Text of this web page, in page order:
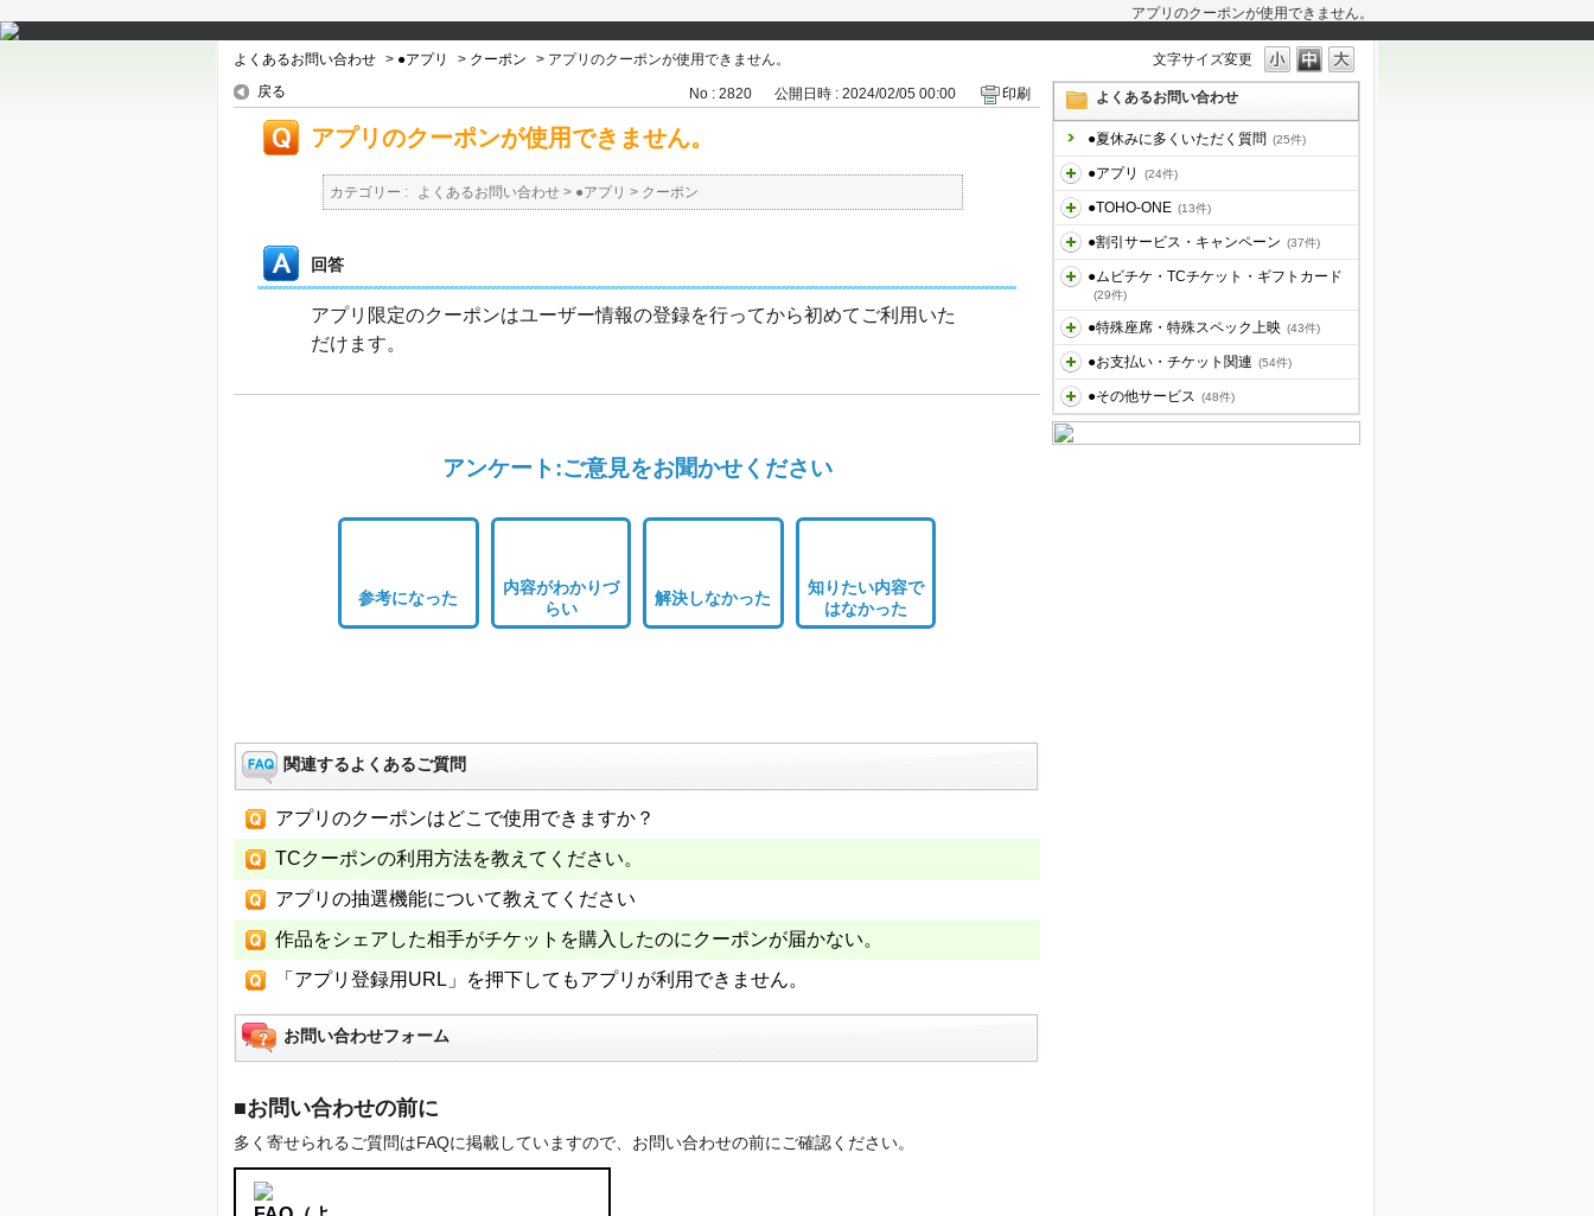
アプリのクーポンが使用できません。
文字サイズ変更
よくあるお問い合わせ > ●アプリ > クーポン > アプリのクーポンが使用できません。
よくあるお問い合わせ
●夏休みに多くいただく質問 (25件)
●アプリ (24件)
●TOHO-ONE (13件)
●割引サービス・キャンペーン (37件)
●ムビチケ・TCチケット・ギフトカード
(29件)
●特殊座席・特殊スペック上映 (43件)
●お支払い・チケット関連 (54件)
●その他サービス (48件)
戻る No : 2820 公開日時 : 2024/02/05 00:00 印刷
アプリのクーポンが使用できません。
カテゴリー : よくあるお問い合わせ > ●アプリ > クーポン
回答
アプリ限定のクーポンはユーザー情報の登録を行ってから初めてご利用いた
だけます。
アンケート:ご意見をお聞かせください
参考になった
内容がわかりづ
らい
解決しなかった
知りたい内容で
はなかった
関連するよくあるご質問
アプリのクーポンはどこで使用できますか？
TCクーポンの利用方法を教えてください。
アプリの抽選機能について教えてください
作品をシェアした相手がチケットを購入したのにクーポンが届かない。
「アプリ登録用URL」を押下してもアプリが利用できません。
お問い合わせフォーム
■お問い合わせの前に
多く寄せられるご質問はFAQに掲載していますので、お問い合わせの前にご確認ください。